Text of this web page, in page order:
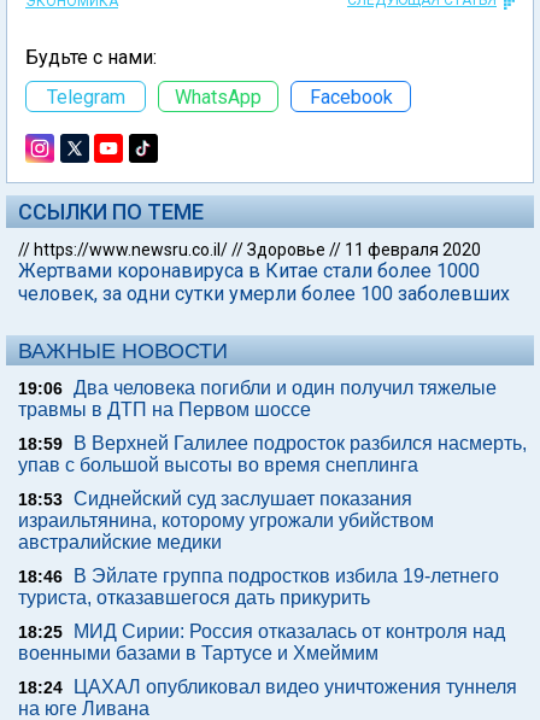
Будьте с нами:
Telegram
WhatsApp Facebook
ССЫЛКИ ПО ТЕМЕ
// https://www.newsru.co.il///Здоровье // 11 февраля 2020
Жертвами коронавируса в Китае стали более 1000
человек, за одни сутки умерли более 100 заболевших
ВАЖНЫЕ НОВОСТИ
19:06 Два человека погибли и один получил тяжелые
травмы в ДТП на Первом шоссе
18:59
В Верхней Галилее подросток разбился насмерть,
упав с большой высоты во время снеплинга
18:53 Сиднейский суд заслушает показания
израильтянина, которому угрожали убийством
австралийские медики
18:46
В Эйлате группа подростков избила 19-летнего
туриста, отказавшегося дать прикурить
18:25
МИД Сирии: Россия отказалась от контроля над
военными базами в Тартусе и Хмеймим
18:24
ЦАХАЛ опубликовал видео уничтожения туннеля
на юге Ливана